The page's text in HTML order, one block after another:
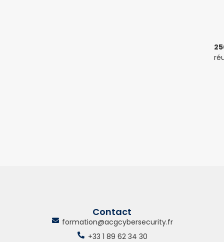
Contact
formation@acgcybersecurity.fr
+33 1 89 62 34 30